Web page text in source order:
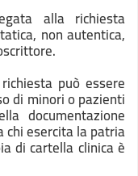
alla richiesta
non autentica,
può essere
di minori o pazienti
documentazione
esercita la patria
di cartella clinica è